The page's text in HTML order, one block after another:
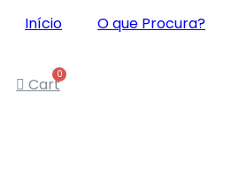
Início O que Procura?
Cart